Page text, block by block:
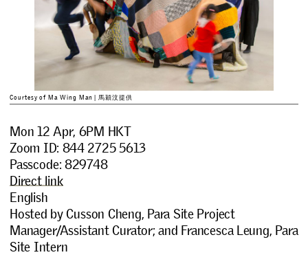
W ORKSHOPS
Courtesy of Ma Wing Man | 馬穎汶提供
Mon 12 Apr, 6PM HKT
Zoom ID: 844 2725 5613
Passcode: 829748
Direct link
English
Hosted by Cusson Cheng, Para Site Project
Manager/Assistant Curator; and Francesca Leung, Para
Site Intern